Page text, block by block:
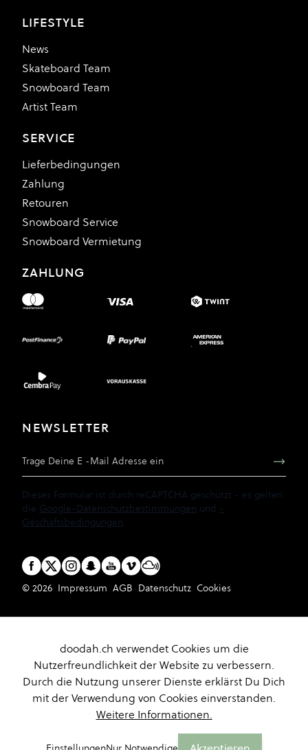
LIFESTYLE
News
Skateboard Team
Snowboard Team
Artist Team
SERVICE
Lieferbedingungen
Zahlung
Retouren
Snowboard Service
Snowboard Vermietung
ZAHLUNG
NEWSLETTER
Dieses Formular ist durch reCAPTCHA geschützt - es gelten
die Google-Datenschutzbestimmungen und -
Geschäftsbedingungen.
© 2026 Impressum AGB Datenschutz Cookies
doodah.ch verwendet Cookies um die
Nutzerfreundlichkeit der Website zu verbessern.
Durch die Nutzung unserer Dienste erklärst Du Dich
mit der Verwendung von Cookies einverstanden.
Weitere Informationen.